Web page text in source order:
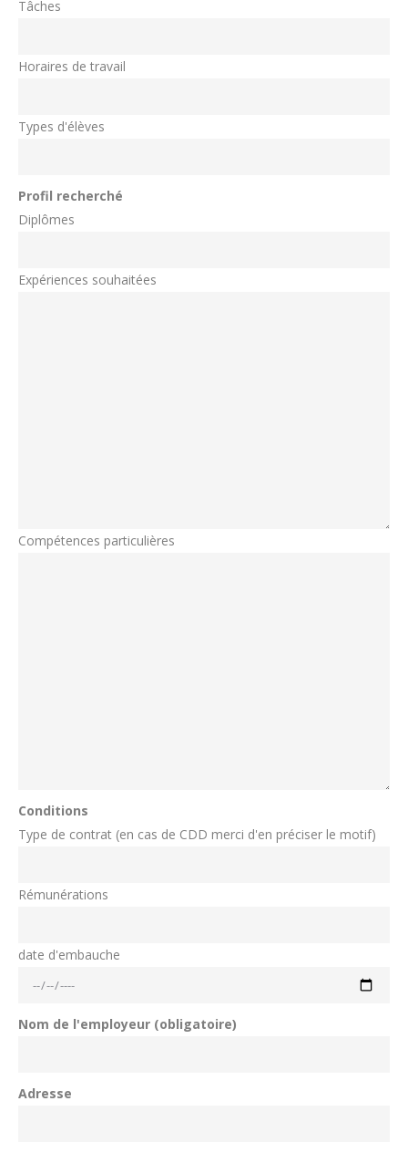
Tâches
Horaires de travail
Types d'élèves
Profil recherché
Diplômes
Expériences souhaitées
Compétences particulières
Conditions
Type de contrat (en cas de CDD merci d'en préciser le motif)
Rémunérations
date d'embauche
Nom de l'employeur (obligatoire)
Adresse